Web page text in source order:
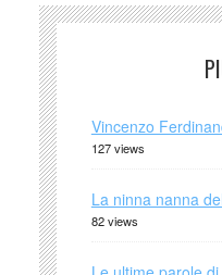
Vincenzo
127 views
La ninna nanna
82 views